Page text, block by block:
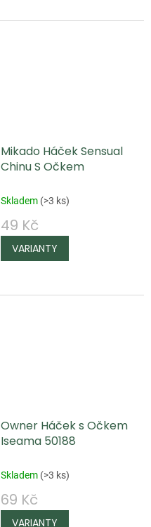
Mikado Háček Sensual
Chinu S Očkem
Skladem (>3 ks)
49 Kč
Owner Háček s Očkem
Iseama 50188
Skladem (>3 ks)
69 Kč